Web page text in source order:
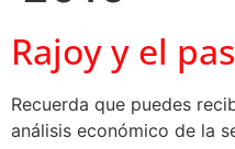
Rajoy y el
Recuerda que puedes
análisis económico de la